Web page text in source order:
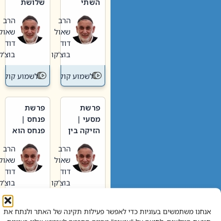
אנחנו משתמשים בעוגיות כדי לאפשר פעילות תקינה של האתר ולנתח את
וערב של
חיינו
הרב
שאול
דוד
בוצ'קו
לשמוע קול תורה – מדרש
האבות
הרב
שאול
דוד
בוצ'קו
לשמוע קול
פרשת
מסעי |
הזיקה בין
הגדול לעם הרב
שאול
דוד
בוצ'קו
לשמוע קול תורה – מדרש
פרשת
פנחס |
פנחס הוא
אליהו: בין
קנאות
הורסת
לקנאות
בונה
הרב
שאול
דוד
בוצ'קו
לשמוע קול